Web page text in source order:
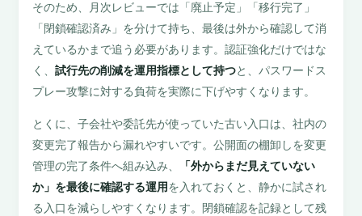
そのため、月次レビューでは「廃止予定」「移行完了」
「閉鎖確認済み」を分けて持ち、最後は外から確認して消
えているかまで追う必要があります。認証強化だけではな
く、試行先の削減を運用指標として持つと、パスワードス
プレー攻撃に対する負荷を実際に下げやすくなります。
とくに、子会社や委託先が使っていた古い入口は、社内の
変更完了報告から漏れやすいです。公開面の棚卸しを変更
管理の完了条件へ組み込み、
「外からまだ見えていない
か」を最後に確認する運用 を入れておくと、静かに試され
る入口を減らしやすくなります。閉鎖確認を記録として残